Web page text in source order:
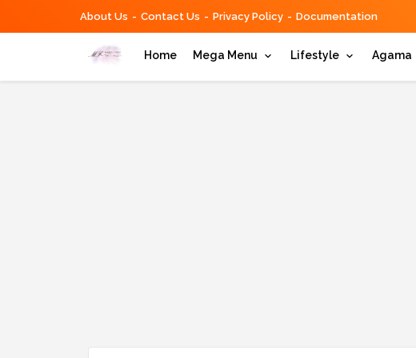
About Us Contact Us Privacy Policy Documentation
Home Mega Menu Lifestyle Agama